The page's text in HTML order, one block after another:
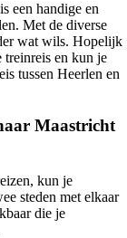
een handige en
Met de diverse
wat wils. Hopelijk
treinreis en kun je
tussen Heerlen en
Maastricht
kun je
steden met elkaar
die je